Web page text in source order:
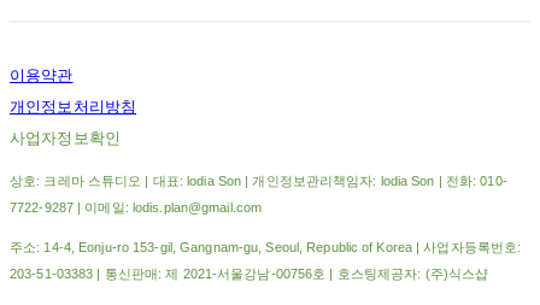
이용약관
개인정보처리방침
사업자정보확인
상호: 크레마 스튜디오 | 대표: lodia Son | 개인정보관리책임자: lodia Son | 전화: 010-
7722-9287 | 이메일: lodis.plan@gmail.com
주소: 14-4, Eonju-ro 153-gil, Gangnam-gu, Seoul, Republic of Korea | 사업자등록번호:
203-51-03383 | 통신판매:제 2021-서울강남-00756호 | 호스팅제공자: (주)식스샵